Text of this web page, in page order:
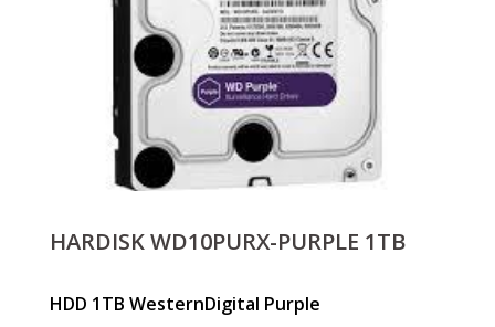
HARDISK WD10PURX-PURPLE 1TB
HDD 1TB WesternDigital Purple